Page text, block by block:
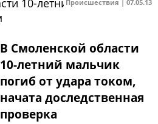
Происшествия | 07.05.13
В Смоленской области
10-летний мальчик
погиб от удара током,
начата доследственная
проверка